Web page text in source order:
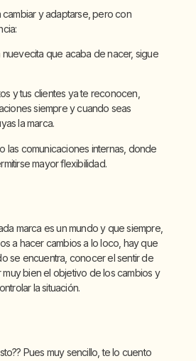
cambiar y adaptarse, pero con
que acaba de nacer, sigue
y tus clientes ya te reconocen,
siempre y cuando seas
la marca.
las comunicaciones internas, donde
mayor flexibilidad.
marca es un mundo y que siempre,
a hacer cambios a lo loco, hay que
se encuentra, conocer el sentir de
bien el objetivo de los cambios y
la situación.
Pues muy sencillo, te lo cuento